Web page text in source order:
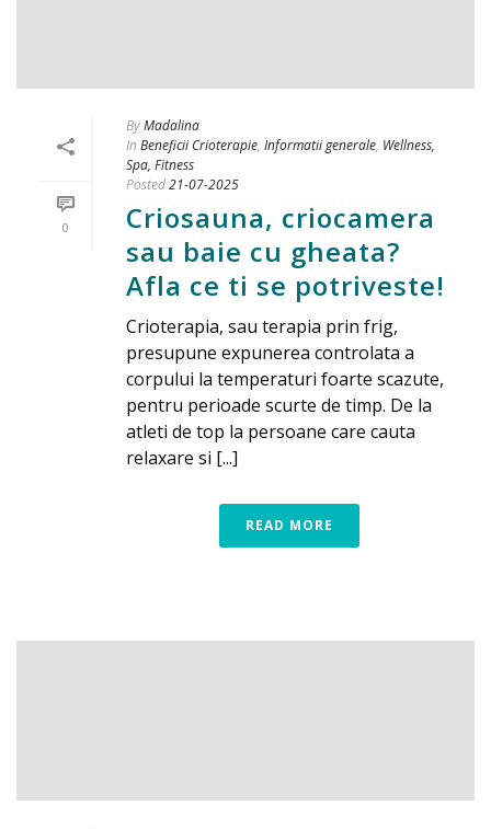
0
ByMadalina
In Beneficii Crioterapie, Informatii generale, Wellness,
Spa, Fitness
Posted21-07-2025
Criosauna, criocamera
sau baie cu gheata?
Afla ce ti se potriveste!
Crioterapia, sau terapia prin frig,
presupune expunerea controlata a
corpului la temperaturi foarte scazute,
pentru perioade scurte de timp. De la
atleti de top la persoane care cauta
relaxare si [...]
READ MORE